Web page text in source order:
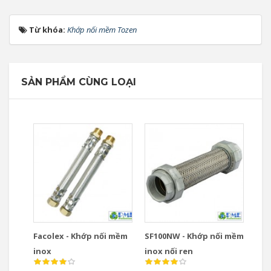
Từ khóa: Khớp nối mềm Tozen
SẢN PHẨM CÙNG LOẠI
Facolex - Khớp nối mềm
inox
SF100NW - Khớp nối mềm
inox nối ren